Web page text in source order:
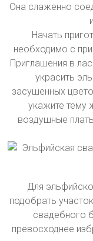
Она слаженно
Начать
необходимо с
Приглашения в
украсить
засушенных
укажите тему
воздушные
Для
подобрать
свадебного
превосходнее